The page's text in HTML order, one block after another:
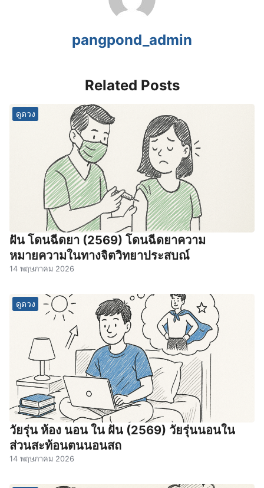
pangpond_admin
Related Posts
ดูดวง
ฝัน โดนฉีดยา (2569) โดนฉีดยาความ
หมายความในทางจิตวิทยาประสบณ์
14 พฤษภาคม 2026
ดูดวง
วัยรุ่น ห้อง นอน ใน ฝัน (2569) วัยรุ่นนอนใน
ส่วนสะท้อนตนนอนสถ
14 พฤษภาคม 2026